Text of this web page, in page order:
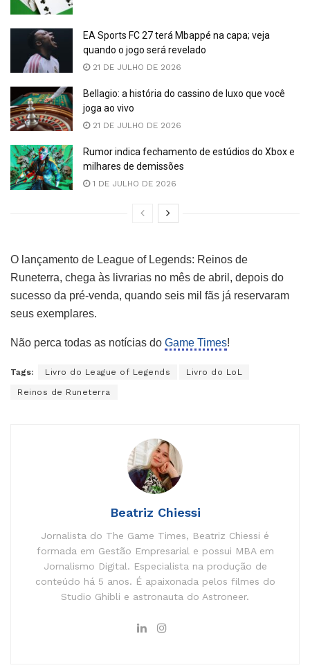
EA Sports FC 27 terá Mbappé na capa; veja
quando o jogo será revelado
21 DE JULHO DE 2026
Bellagio: a história do cassino de luxo que você
joga ao vivo
21 DE JULHO DE 2026
Rumor indica fechamento de estúdios do Xbox e
milhares de demissões
1 DE JULHO DE 2026
O lançamento de League of Legends: Reinos de
Runeterra, chega às livrarias no mês de abril, depois do
sucesso da pré-venda, quando seis mil fãs já reservaram
seus exemplares.
Não perca todas as notícias do Game Times!
Tags: Livro do League of Legends Livro do LoL
Reinos de Runeterra
Beatriz Chiessi
Jornalista do The Game Times, Beatriz Chiessi é
formada em Gestão Empresarial e possui MBA em
Jornalismo Digital. Especialista na produção de
conteúdo há 5 anos. É apaixonada pelos filmes do
Studio Ghibli e astronauta do Astroneer.